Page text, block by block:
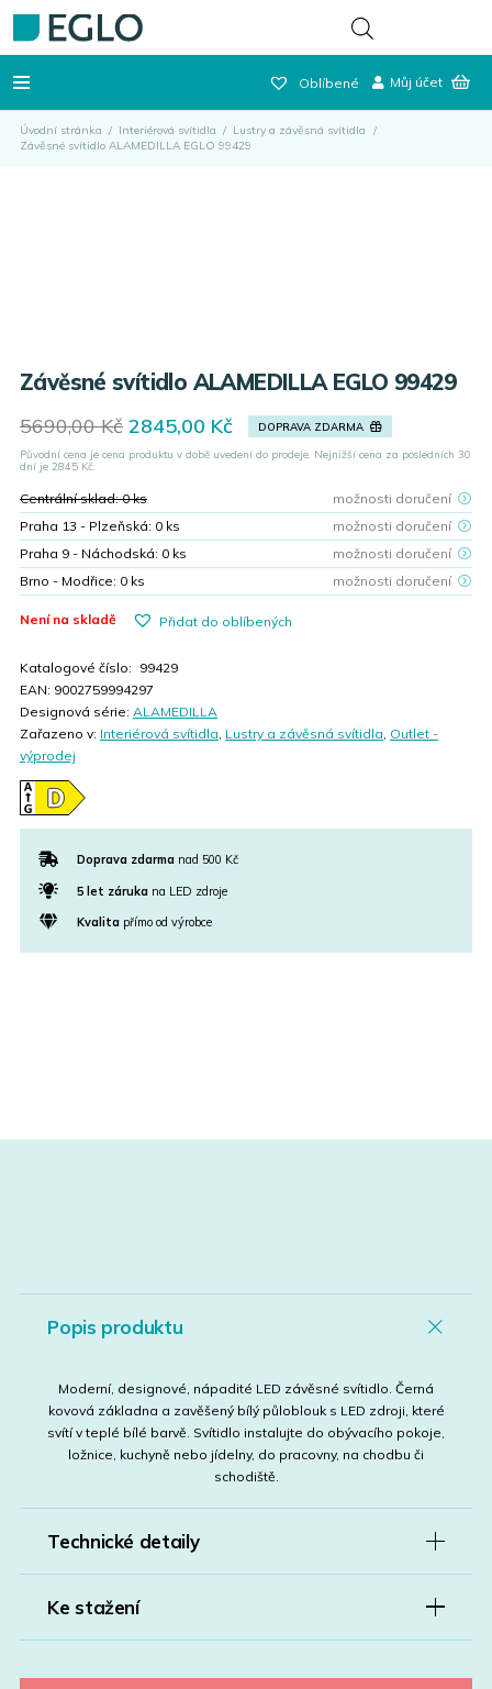
Oblíbené Můj účet
Úvodní stránka / Interiérová svítidla / Lustry a závěsná svítidla
/
Závěsné svítidlo ALAMEDILLA EGLO 99429
Závěsné svítidlo ALAMEDILLA EGLO 99429
5690,00Kč Original
price
was:
5690,00 Kč.
2845,00 KčCurrent
price
2845,00 Kč.
DOPRAVA ZDARMA
Původní cena je cena produktu v době uvedení do prodeje. Nejnižší cena za posledních 30
dní je 2845 Kč.
Centrální sklad:0ks
možnosti doručení
Praha 13 - Plzeňská: 0 ks
možnosti doručení
Praha 9 - Náchodská: 0 ks
možnosti doručení
Brno - Modřice: 0 ks možnosti doručení
Není na skladě Přidat do oblíbených
Katalogové číslo: 99429
EAN: 9002759994297
Designová série: ALAMEDILLA
Zařazeno v: Interiérová svítidla, Lustry a závěsná svítidla, Outlet -
výprodej
Doprava zdarma nad 500 Kč
5 let zárukana LED zdroje
Kvalitapřímo od výrobce
Popis produktu
Moderní, designové, nápadité LED závěsné svítidlo. Černá
kovová základna a zavěšený bílý půloblouk s LED zdroji, které
svítí v teplé bílé barvě. Svítidlo instalujte do obývacího pokoje,
ložnice, kuchyně nebo jídelny, do pracovny, na chodbu či
schodiště.
Technické detaily
Ke stažení